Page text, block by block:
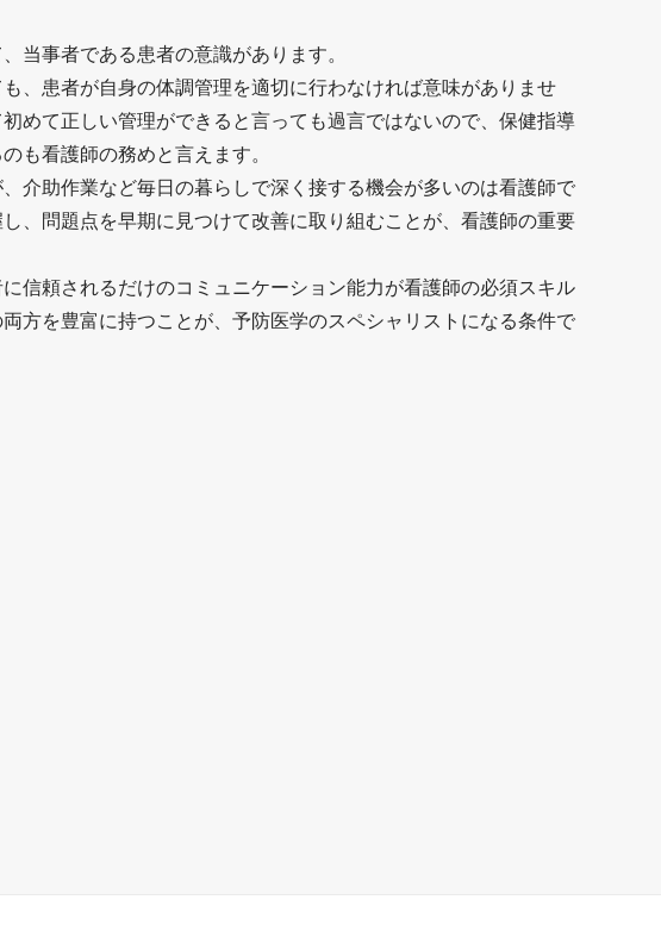
当事者である患者の意識があります。
、患者が自身の体調管理を適切に行わなければ意味がありませ
めて正しい管理ができると言っても過言ではないので、保健指導
も看護師の務めと言えます。
介助作業など毎日の暮らしで深く接する機会が多いのは看護師で
、問題点を早期に見つけて改善に取り組むことが、看護師の重要
信頼されるだけのコミュニケーション能力が看護師の必須スキル
方を豊富に持つことが、予防医学のスペシャリストになる条件で